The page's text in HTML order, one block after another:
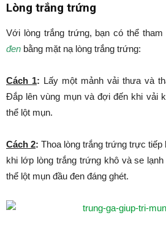
Lòng trắng trứng
Với lòng trắng trứng, bạn có thể
đen bằng mặt nạ lòng trắng trứng:
Cách 1: Lấy một mảnh vải thưa và
Đắp lên vùng mụn và đợi đến khi vải
thể lột mụn.
Cách 2: Thoa lòng trắng trứng trực tiếp
khi lớp lòng trắng trứng khô và se
thể lột mụn đầu đen đáng ghét.